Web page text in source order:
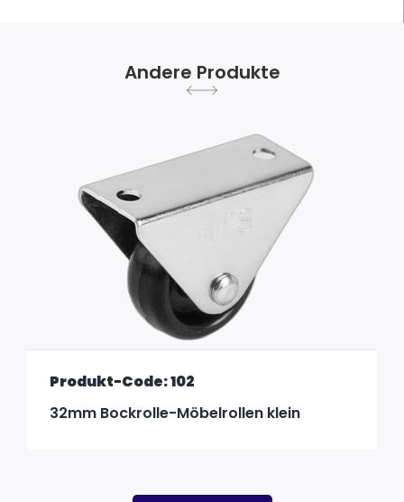
Andere Produkte
Produkt-Code: 102
32mm Bockrolle-Möbelrollen klein